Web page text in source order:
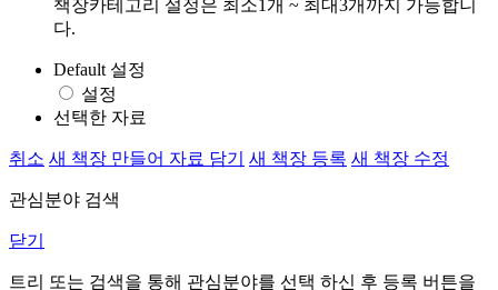
책장카테고리 설정은 최소1개 ~ 최대3개까지 가능합니
다.
Default 설정
설정
선택한 자료
취소 새 책장 만들어 자료 담기 새 책장 등록 새 책장 수정
관심분야 검색
닫기
트리 또는 검색을 통해 관심분야를 선택 하신 후 등록 버튼을